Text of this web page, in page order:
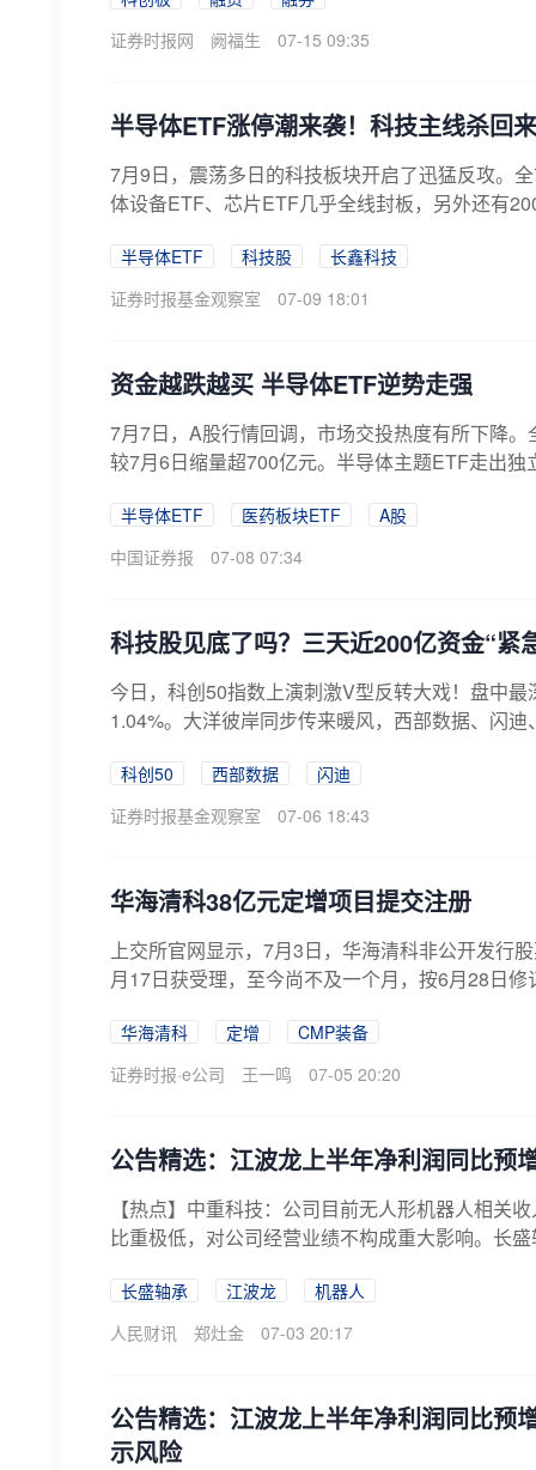
证券时报网
阙福生 07-15 09:35
半导体ETF涨停潮来袭！科技主线杀回
7月9日，震荡多日的科技板块开启了迅猛反攻。
体设备ETF、芯片ETF几乎全线封板，另外还有
半导体ETF 科技股
长鑫科技
证券时报基金观察室
07-09 18:01
资金越跌越买 半导体ETF逆势走强
7月7日，A股行情回调，市场交投热度有所下降
较7月6日缩量超700亿元。半导体主题ETF走出
半导体ETF 医药板块ETF
A股
中国证券报
07-08 07:34
科技股见底了吗？三天近200亿资金“紧
今日，科创50指数上演刺激V型反转大戏！盘中
1.04%。大洋彼岸同步传来暖风，西部数据、闪
科创50 西部数据
闪迪
证券时报基金观察室
07-06 18:43
华海清科38亿元定增项目提交注册
上交所官网显示，7月3日，华海清科非公开发行
月17日获受理，至今尚不及一个月，按6月28日
华海清科 定增
CMP装备
证券时报·e公司
王一鸣 07-05 20:20
公告精选：江波龙上半年净利润同比
【热点】中重科技：公司目前无人形机器人相关
比重极低，对公司经营业绩不构成重大影响。长
长盛轴承 江波龙
机器人
人民财讯
郑灶金 07-03 20:17
公告精选：江波龙上半年净利润同比
示风险